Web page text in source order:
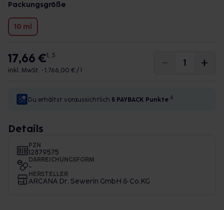
Packungsgröße
10 ml
17,66 €1, 3
inkl. MwSt. • 1.766,00 € / l
Du erhältst voraussichtlich 5 PAYBACK Punkte 4
Details
PZN
12879575
DARREICHUNGSFORM
-
HERSTELLER
ARCANA Dr. Sewerin GmbH & Co.KG